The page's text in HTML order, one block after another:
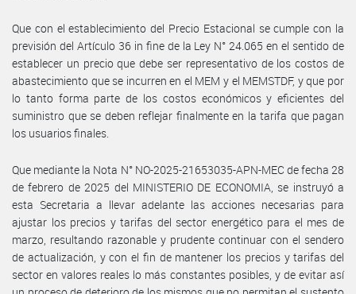
Que con el establecimiento del Precio Estacional se cumple con la
previsión del Artículo 36 in fine de la Ley N° 24.065 en el sentido de
establecer un precio que debe ser representativo de los costos de
abastecimiento que se incurren en el MEM y el MEMSTDF, y que por
lo tanto forma parte de los costos económicos y eficientes del
suministro que se deben reflejar finalmente en la tarifa que pagan
los usuarios finales.
Que mediante la Nota N° NO-2025-21653035-APN-MEC de fecha 28
de febrero de 2025 del MINISTERIO DE ECONOMIA, se instruyó a
esta Secretaria a llevar adelante las acciones necesarias para
ajustar los precios y tarifas del sector energético para el mes de
marzo, resultando razonable y prudente continuar con el sendero
de actualización, y con el fin de mantener los precios y tarifas del
sector en valores reales lo más constantes posibles, y de evitar así